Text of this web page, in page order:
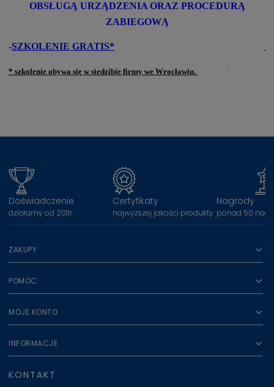
OBSŁUGĄ URZĄDZENIA ORAZ PROCEDURĄ
ZABIEGOWĄ
-SZKOLENIE GRATIS*
* szkolenie obywa się w siedzibie firmy we Wrocławiu.
Doświadczenie
działamy od 2011r.
Certyfikaty
najwyższej jakości produkty
Nagrody
ponad 50
ZAKUPY
POMOC
MOJE KONTO
INFORMACJE
KONTAKT